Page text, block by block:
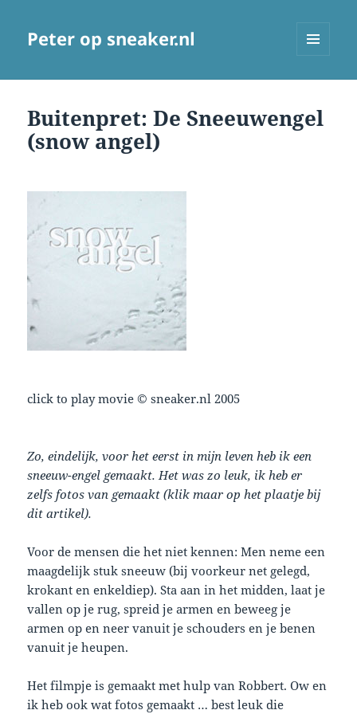
Peter op sneaker.nl
Buitenpret: De Sneeuwengel
(snow angel)
click to play movie © sneaker.nl 2005
Zo, eindelijk, voor het eerst in mijn leven heb ik een
sneeuw-engel gemaakt. Het was zo leuk, ik heb er
zelfs fotos van gemaakt (klik maar op het plaatje bij
dit artikel).
Voor de mensen die het niet kennen: Men neme een
maagdelijk stuk sneeuw (bij voorkeur net gelegd,
krokant en enkeldiep). Sta aan in het midden, laat je
vallen op je rug, spreid je armen en beweeg je
armen op en neer vanuit je schouders en je benen
vanuit je heupen.
Het filmpje is gemaakt met hulp van Robbert. Ow en
ik heb ook wat fotos gemaakt … best leuk die